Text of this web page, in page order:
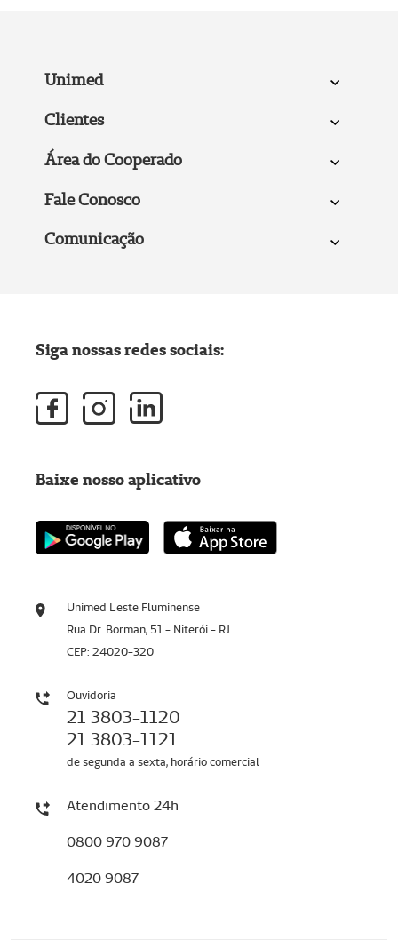
Unimed
Clientes
Área do Cooperado
Fale Conosco
Comunicação
Unimed Leste Fluminense
Rua Dr. Borman, 51 - Niterói - RJ
CEP: 24020-320
Ouvidoria
21 3803-1120
21 3803-1121
de segunda a sexta, horário comercial
Atendimento 24h
0800 970 9087
4020 9087
Siga nossas redes sociais:
Baixe nosso aplicativo